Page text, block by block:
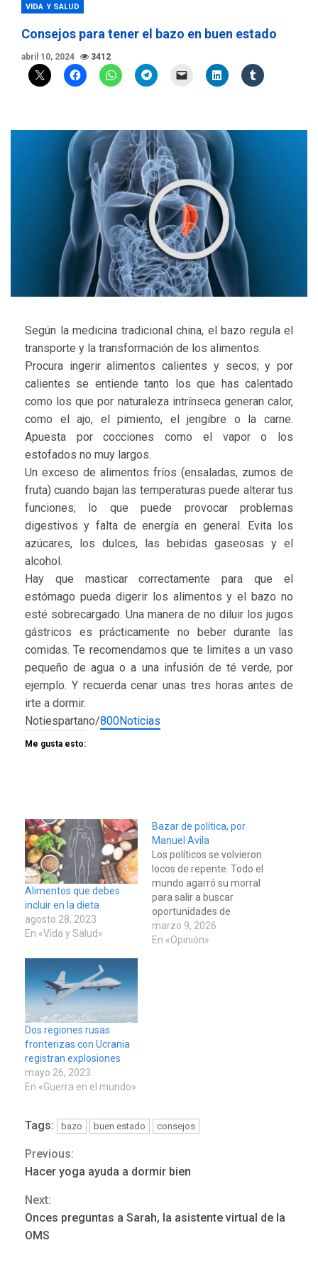
VIDA Y SALUD
Consejos para tener el bazo en buen estado
abril 10, 2024 3412
Según la medicina tradicional china, el bazo regula el
transporte y la transformación de los alimentos.
Procura ingerir alimentos calientes y secos; y por
calientes se entiende tanto los que has calentado
como los que por naturaleza intrínseca generan calor,
como el ajo, el pimiento, el jengibre o la carne.
Apuesta por cocciones como el vapor o los
estofados no muy largos.
Un exceso de alimentos fríos (ensaladas, zumos de
fruta) cuando bajan las temperaturas puede alterar tus
funciones; lo que puede provocar problemas
digestivos y falta de energía en general. Evita los
azúcares, los dulces, las bebidas gaseosas y el
alcohol.
Hay que masticar correctamente para que el
estómago pueda digerir los alimentos y el bazo no
esté sobrecargado. Una manera de no diluir los jugos
gástricos es prácticamente no beber durante las
comidas. Te recomendamos que te limites a un vaso
pequeño de agua o a una infusión de té verde, por
ejemplo. Y recuerda cenar unas tres horas antes de
irte a dormir.
Notiespartano/800Noticias
Me gusta esto:
Alimentos que debes
incluir en la dieta
agosto 28, 2023
En «Vida y Salud»
Bazar de política, por
Manuel Avila
Los políticos se volvieron
locos de repente. Todo el
mundo agarró su morral
para salir a buscar
oportunidades de
empleo en el festival de
la política porque todos
marzo 9, 2026
En «Opinión»
Dos regiones rusas
fronterizas con Ucrania
registran explosiones
mayo 26, 2023
En «Guerra en el mundo»
Tags: bazo buen estado consejos
Continue
Reading
Previous:
Hacer yoga ayuda a dormir bien
Next:
Onces preguntas a Sarah, la asistente virtual de la
OMS
REGIONALES ÚLTIMA HORA